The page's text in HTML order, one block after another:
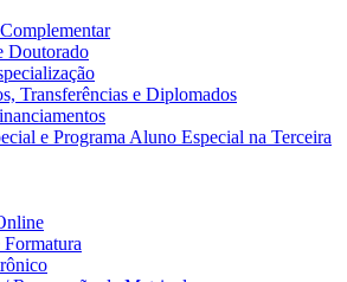
Doutorado
Transferências e Diplomados
e Programa Aluno Especial na Terceira